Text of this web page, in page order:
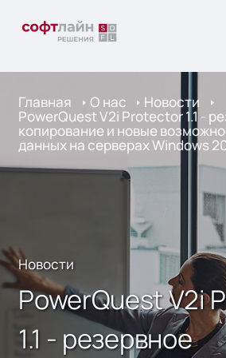
Главная О нас Новости
PowerQuest V2i Protector 1.1 -
копирование и новые
данных на серверах Windows
Новости
PowerQuest V2i
1.1 - резервное